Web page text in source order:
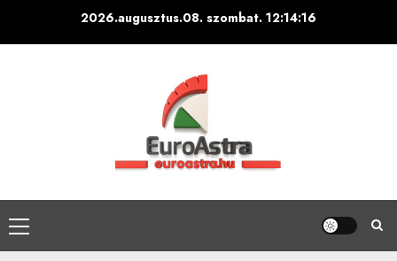
2026.augusztus.08. szombat.12:14:18
Primary
Menu